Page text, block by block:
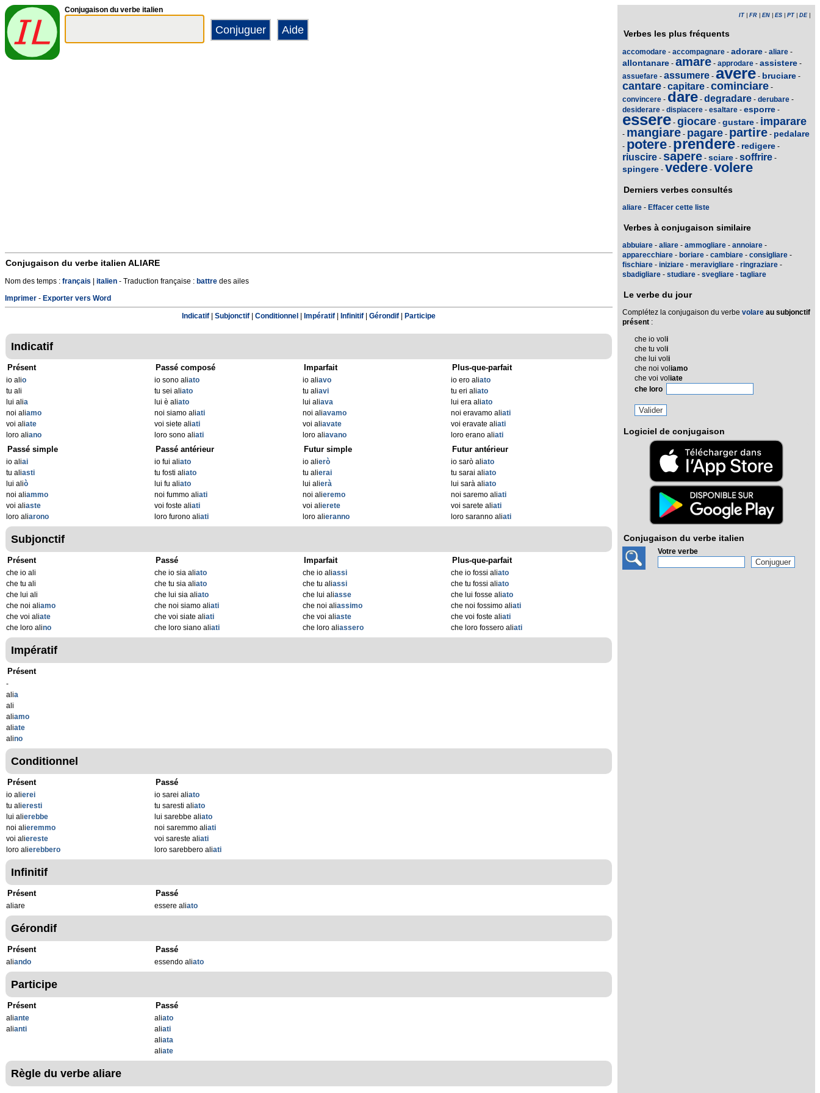
Conjugaison du verbe italien
Conjugaison du verbe italien ALIARE
Nom des temps : français italien - Traduction française : battre des ailes
Imprimer - Exporter vers Word
Indicatif Subjonctif Conditionnel Impératif Infinitif Gérondif Participe
Indicatif
Présent
io alio
tu ali
lui alia
noi aliamo
voi aliate
loro aliano
Passé composé
io sono aliato
tu sei aliato
lui è aliato
noi siamo aliati
voi siete aliati
loro sono aliati
Imparfait
io aliavo
tu aliavi
lui aliava
noi aliavamo
voi aliavate
loro aliavano
Plus-que-parfait
io ero aliato
tu eri aliato
lui era aliato
noi eravamo aliati
voi eravate aliati
loro erano aliati
Passé simple
io aliai
tu aliasti
lui aliò
noi aliammo
voi aliaste
loro aliarono
Passé antérieur
io fui aliato
tu fosti aliato
lui fu aliato
noi fummo aliati
voi foste aliati
loro furono aliati
Futur simple
io alierò
tu alierai
lui alierà
noi alieremo
voi alierete
loro alieranno
Futur antérieur
io sarò aliato
tu sarai aliato
lui sarà aliato
noi saremo aliati
voi sarete aliati
loro saranno aliati
Subjonctif
Présent
che io ali
che tu ali
che lui ali
che noi aliamo
che voi aliate
che loro alino
Passé
che io sia aliato
che tu sia aliato
che lui sia aliato
che noi siamo aliati
che voi siate aliati
che loro siano aliati
Imparfait
che io aliassi
che tu aliassi
che lui aliasse
che noi aliassimo
che voi aliaste
che loro aliassero
Plus-que-parfait
che io fossi aliato
che tu fossi aliato
che lui fosse aliato
che noi fossimo aliati
che voi foste aliati
che loro fossero aliati
Impératif
Présent
-
alia
ali
aliamo
aliate
alino
Conditionnel
Présent
io alierei
tu alieresti
lui alierebbe
noi alieremmo
voi aliereste
loro alierebbero
Passé
io sarei aliato
tu saresti aliato
lui sarebbe aliato
noi saremmo aliati
voi sareste aliati
loro sarebbero aliati
Infinitif
Présent
aliare
Passé
essere aliato
Gérondif
Présent
aliando
Passé
essendo aliato
Participe
Présent
aliante
alianti
Passé
aliato
aliati
aliata
aliate
Règle du verbe aliare
IT FR EN ES PT DE|
Verbes les plus fréquents
accomodare - accompagnare - adorare - aliare -
allontanare - amare - approdare - assistere -
assuefare - assumere - avere - bruciare -
cantare - capitare - cominciare -
convincere - dare - degradare - derubare -
desiderare - dispiacere - esaltare - esporre -
essere - giocare - gustare - imparare
- mangiare - pagare - partire - pedalare
- potere - prendere - redigere -
riuscire - sapere - sciare - soffrire -
spingere - vedere - volere
Derniers verbes consultés
aliare - Effacer cette liste
Verbes à conjugaison similaire
abbuiare - aliare - ammogliare - annoiare -
apparecchiare - boriare - cambiare - consigliare -
fischiare - iniziare - meravigliare - ringraziare -
sbadigliare - studiare - svegliare - tagliare
Le verbe du jour
Complétez la conjugaison du verbe volare au subjonctif
présent :
che io vol i
che tu vol i
che lui vol i
che noi vol iamo
che voi vol iate
che loro
Logiciel de conjugaison
Conjugaison du verbe italien
Votre verbe